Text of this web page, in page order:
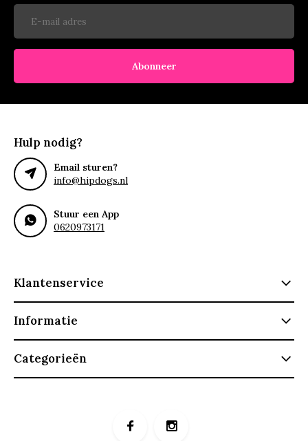
Abonneer
Hulp nodig?
Email sturen?
info@hipdogs.nl
Stuur een App
0620973171
Klantenservice
Informatie
Categorieën